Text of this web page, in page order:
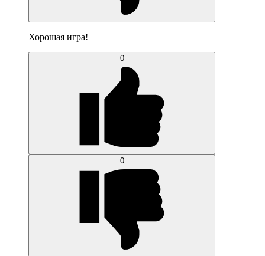
Хорошая игра!
0
0